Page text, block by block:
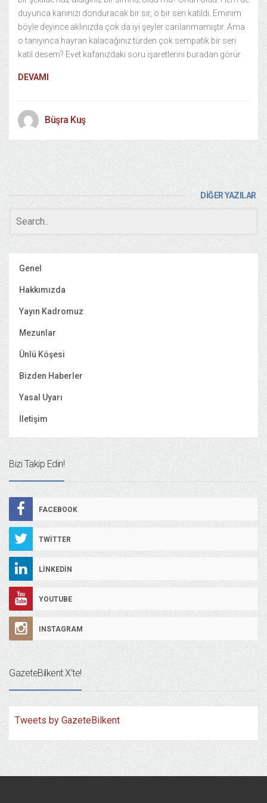
duyunca kanınızı donduracak bir sır, o bir seri katildi. Eminim
böyle deyince aklınızda çok da iyi şeyler canlanmamıştır. Ama
o tanıyınca hayran kalacağınız türden çok sempatik bir seri
katil desem? Evet kafanızdaki soru işaretlerini buradan görür
DEVAMI
Büşra Kuş
DİĞER YAZILAR
Genel
Hakkımızda
Yayın Kadromuz
Mezunlar
Ünlü Köşesi
Bizden Haberler
Yasal Uyarı
İletişim
Bizi Takip Edin!
FACEBOOK
TWITTER
LINKEDIN
YOUTUBE
INSTAGRAM
GazeteBilkent X’te!
Tweets by GazeteBilkent